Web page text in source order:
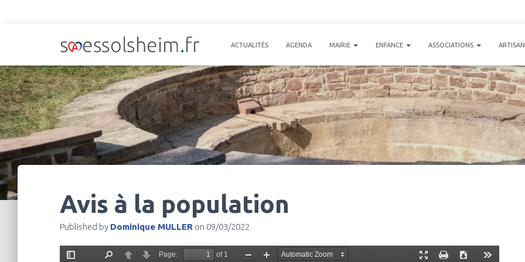
ACTUALITÉS AGENDA MAIRIE ENFANCE ASSOCIATIONS
Avis à la population
Published by Dominique MULLER on 09/03/2022